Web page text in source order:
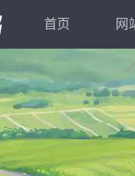
首页 网